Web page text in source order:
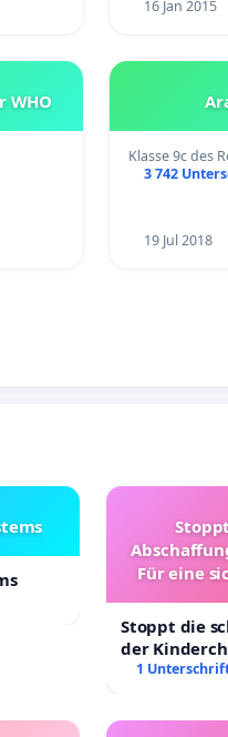
16 Jan 2015
WHO
Klasse 9c des
3 742
19 Jul 2018
Für eine
Stoppt die
der
sichere
1